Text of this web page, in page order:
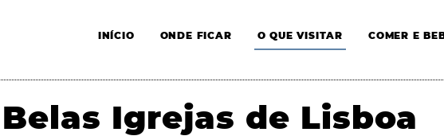
INÍCIO ONDE FICAR O QUE VISITAR COMER E
Igrejas de Lisboa